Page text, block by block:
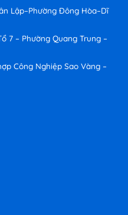
Lập–Phường Đông Hòa–Dĩ
7 – Phường Quang Trung –
Công Nghiệp Sao Vàng –